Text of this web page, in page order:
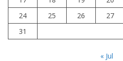
24
25 26 27
31
« Jul